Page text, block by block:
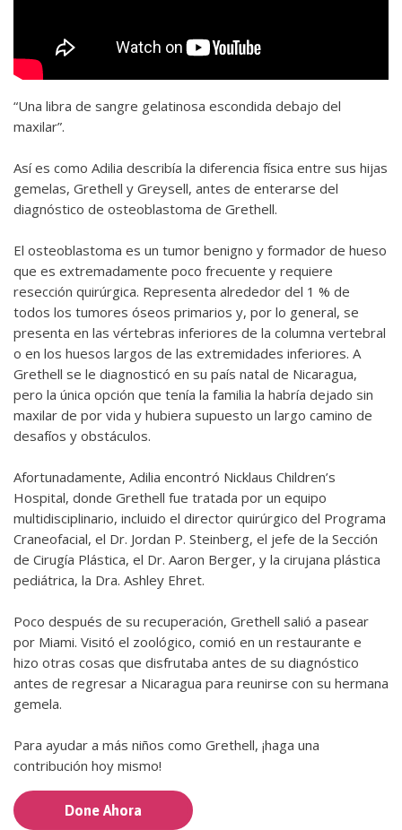
“Una libra de sangre gelatinosa escondida debajo del
maxilar”.
Así es como Adilia describía la diferencia física entre sus hijas
gemelas, Grethell y Greysell, antes de enterarse del
diagnóstico de osteoblastoma de Grethell.
El osteoblastoma es un tumor benigno y formador de hueso
que es extremadamente poco frecuente y requiere
resección quirúrgica. Representa alrededor del 1 % de
todos los tumores óseos primarios y, por lo general, se
presenta en las vértebras inferiores de la columna vertebral
o en los huesos largos de las extremidades inferiores. A
Grethell se le diagnosticó en su país natal de Nicaragua,
pero la única opción que tenía la familia la habría dejado sin
maxilar de por vida y hubiera supuesto un largo camino de
desafíos y obstáculos.
Afortunadamente, Adilia encontró Nicklaus Children’s
Hospital, donde Grethell fue tratada por un equipo
multidisciplinario, incluido el director quirúrgico del Programa
Craneofacial, el Dr. Jordan P. Steinberg, el jefe de la Sección
de Cirugía Plástica, el Dr. Aaron Berger, y la cirujana plástica
pediátrica, la Dra. Ashley Ehret.
Poco después de su recuperación, Grethell salió a pasear
por Miami. Visitó el zoológico, comió en un restaurante e
hizo otras cosas que disfrutaba antes de su diagnóstico
antes de regresar a Nicaragua para reunirse con su hermana
gemela.
Para ayudar a más niños como Grethell, ¡haga una
contribución hoy mismo!
Done Ahora